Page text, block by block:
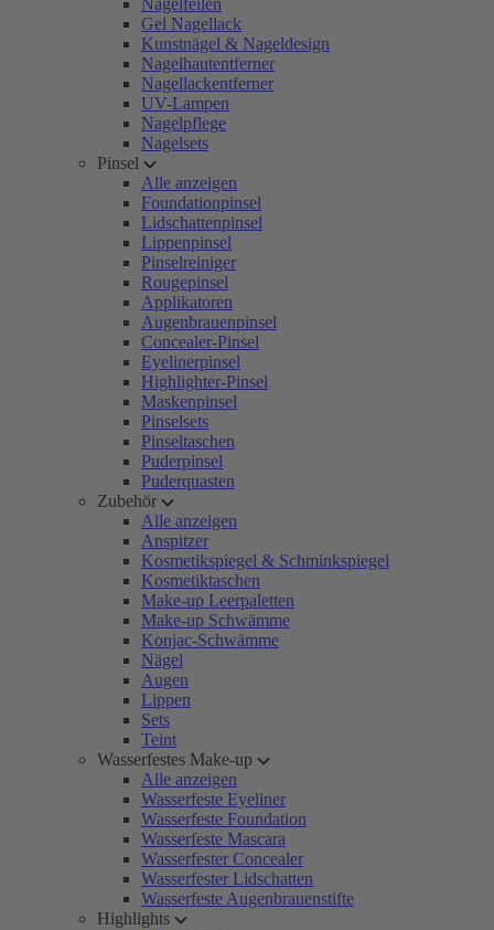
Nagelfeilen
Gel Nagellack
Kunstnägel & Nageldesign
Nagelhautentferner
Nagellackentferner
UV-Lampen
Nagelpflege
Nagelsets
Pinsel
Alle anzeigen
Foundationpinsel
Lidschattenpinsel
Lippenpinsel
Pinselreiniger
Rougepinsel
Applikatoren
Augenbrauenpinsel
Concealer-Pinsel
Eyelinerpinsel
Highlighter-Pinsel
Maskenpinsel
Pinselsets
Pinseltaschen
Puderpinsel
Puderquasten
Zubehör
Alle anzeigen
Anspitzer
Kosmetikspiegel & Schminkspiegel
Kosmetiktaschen
Make-up Leerpaletten
Make-up Schwämme
Konjac-Schwämme
Nägel
Augen
Lippen
Sets
Teint
Wasserfestes Make-up
Alle anzeigen
Wasserfeste Eyeliner
Wasserfeste Foundation
Wasserfeste Mascara
Wasserfester Concealer
Wasserfester Lidschatten
Wasserfeste Augenbrauenstifte
Highlights